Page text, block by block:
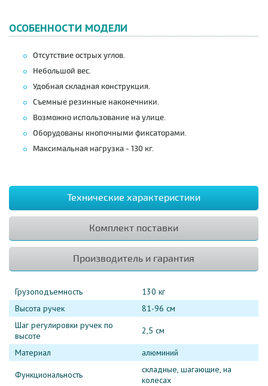
ОСОБЕННОСТИ МОДЕЛИ
Отсутствие острых углов.
Небольшой вес.
Удобная складная конструкция.
Съемные резинные наконечники.
Возможно использование на улице.
Оборудованы кнопочными фиксаторами.
Максимальная нагрузка - 130 кг.
Технические характеристики
Комплект поставки
Производитель и гарантия
Грузоподъемность
130 кг
Высота ручек
81-96 см
Шаг регулировки ручек по
высоте
2,5 см
Материал алюминий
Функциональность
складные, шагающие, на
колесах